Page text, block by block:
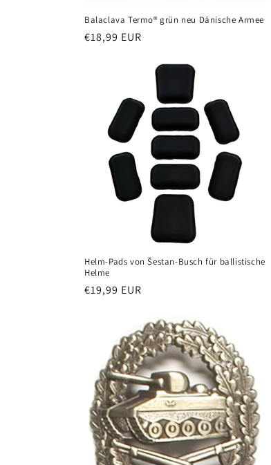
Balaclava Termo® grün neu Dänische Armee
Normaler
€18,99 EUR
Helm-Pads von Šestan-Busch für ballistische
Helme
Normaler
€19,99 EUR